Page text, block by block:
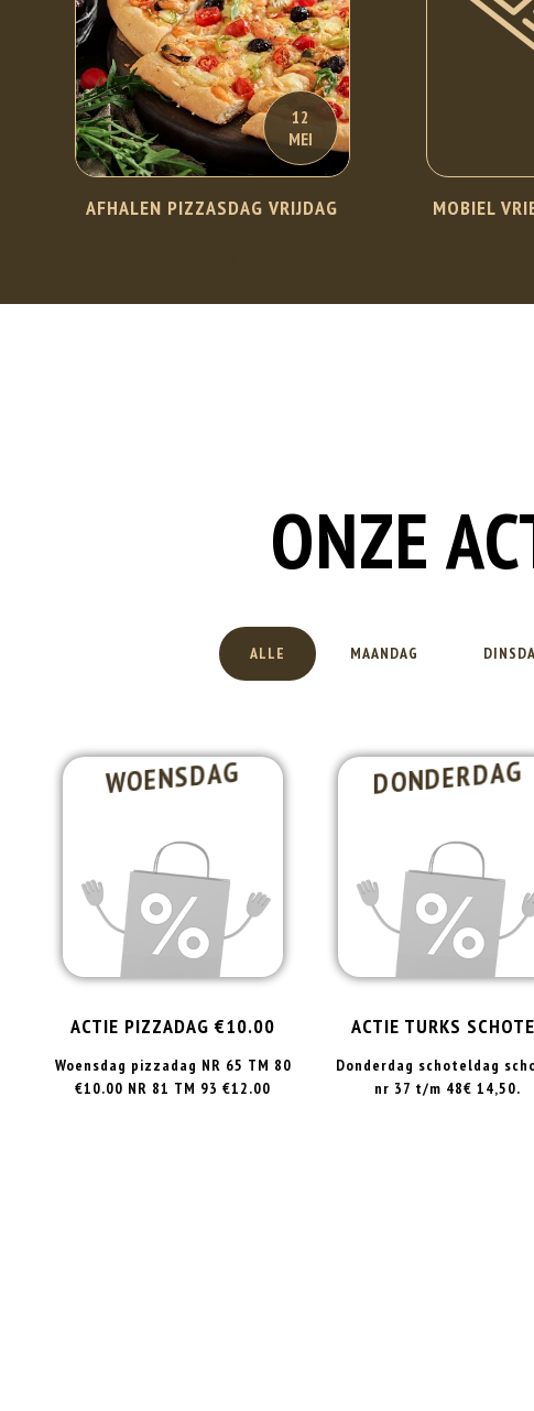
12
MEI
AFHALEN PIZZASDAG VRIJDAG MOBIEL
ONZE
ALLE MAANDAG
WOENSDAG
ACTIE PIZZADAG €10.00
Woensdag pizzadag NR 65 TM 80
€10.00 NR 81 TM 93 €12.00
DONDERDAG
ACTIE TURKS
Donderdag schoteldag
nr 37 t/m 48€ 14,50.